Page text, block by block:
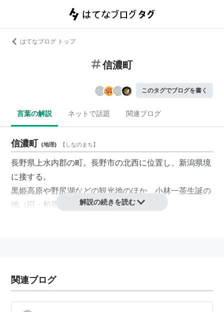
はてなブログ トップ
信濃町
このタグでブログを書く
言葉の解説 ネットで話題 関連ブログ
信濃町 (地理) 【 しなのまち】
長野県上水内郡の町。長野市の北西に位置し、新潟県境
に接する。
黒姫高原や野尻湖などの観光地のほか、小林一茶生誕の
地（旧・柏原村）であることでも有名。
9,851人（2005.12.1現在）
解説の続きを読む
関連ブログ